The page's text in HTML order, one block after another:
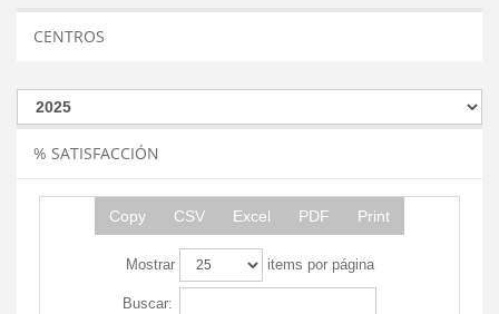
CENTROS
% SATISFACCIÓN
Copy CSV Excel PDF Print
Mostrar items por página
Buscar: